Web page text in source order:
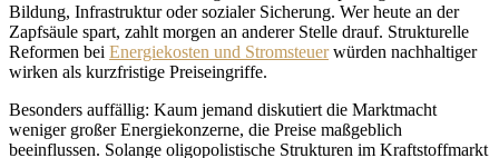
Bildung, Infrastruktur oder sozialer Sicherung. Wer heute an der
Zapfsäule spart, zahlt morgen an anderer Stelle drauf. Strukturelle
Reformen bei Energiekosten und Stromsteuerwürden nachhaltiger
wirken als kurzfristige Preiseingriffe.
Besonders auffällig: Kaum jemand diskutiert die Marktmacht
weniger großer Energiekonzerne, die Preise maßgeblich
beeinflussen. Solange oligopolistische Strukturen im Kraftstoffmarkt